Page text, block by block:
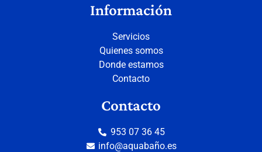
Información
Servicios
Quienes somos
Donde estamos
Contacto
Contacto
953 07 36 45
info@aquabaño.es